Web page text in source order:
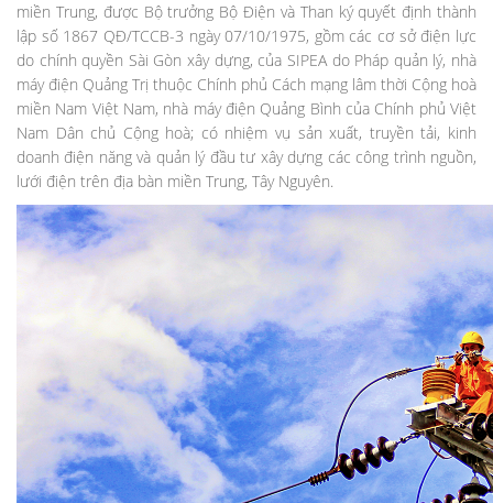
miền Trung, được Bộ trưởng Bộ Điện và Than ký quyết định thành
lập số 1867 QĐ/TCCB-3 ngày 07/10/1975, gồm các cơ sở điện lực
do chính quyền Sài Gòn xây dựng, của SIPEA do Pháp quản lý, nhà
máy điện Quảng Trị thuộc Chính phủ Cách mạng lâm thời Cộng hoà
miền Nam Việt Nam, nhà máy điện Quảng Bình của Chính phủ Việt
Nam Dân chủ Cộng hoà; có nhiệm vụ sản xuất, truyền tải, kinh
doanh điện năng và quản lý đầu tư xây dựng các công trình nguồn,
lưới điện trên địa bàn miền Trung, Tây Nguyên.